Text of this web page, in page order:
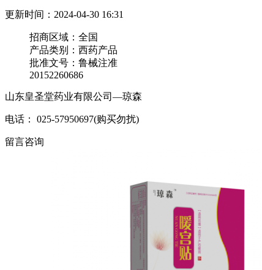
更新时间：2024-04-30 16:31
招商区域： 全国
产品类别： 西药产品
批准文号： 鲁械注准
20152260686
山东皇圣堂药业有限公司—琼森
电话： 025-57950697(购买勿扰)
留言咨询